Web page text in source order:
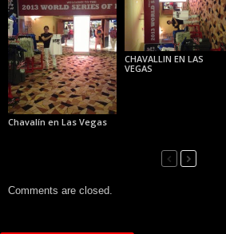
Chavalín en Las Vegas
CHAVALLIN EN LAS
VEGAS
Comments are closed.